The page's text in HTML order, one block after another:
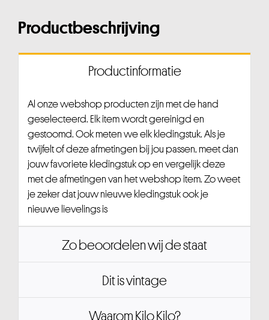
Productbeschrijving
Productinformatie
Al onze webshop producten zijn met de hand
geselecteerd. Elk item wordt gereinigd en
gestoomd. Ook meten we elk kledingstuk. Als je
twijfelt of deze afmetingen bij jou passen, meet dan
jouw favoriete kledingstuk op en vergelijk deze
met de afmetingen van het webshop item. Zo weet
je zeker dat jouw nieuwe kledingstuk ook je
nieuwe lievelings is
Zo beoordelen wij de staat
Dit is vintage
Waarom Kilo Kilo?